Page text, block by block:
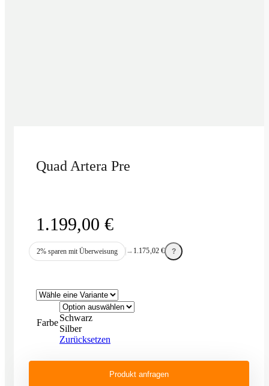
Quad Artera Pre
1.199,00 €
2% sparen mit Überweisung → 1.175,02 € ?
FarbeSchwarz
Silber
Zurücksetzen
Produkt anfragen